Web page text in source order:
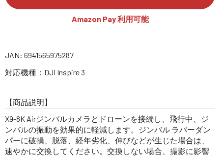
コーポレートサイト
Amazon Pay 利用可能
JAN: 6941565975287
対応機種：DJI Inspire 3
【商品説明】
X9-8K Airジンバルカメラとドローンを接続し、飛行中、ジ
ンバルの振動を効果的に軽減します。ジンバル ラバーダン
パーに破損、脱落、経年劣化、伸びなどが生じた場合は、
速やかに交換してください。交換しない場合、撮影に影響